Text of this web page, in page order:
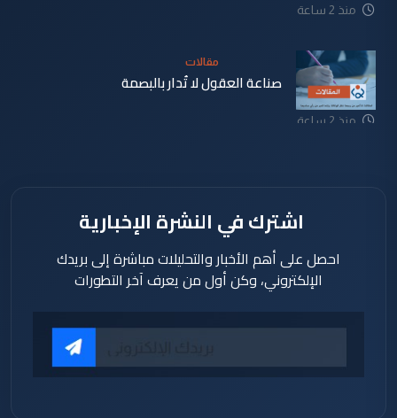
منذ 2 ساعة
منذ 2 ساعة
مقالات
صناعة العقول لا تُدار بالبصمة
اشترك في النشرة الإخبارية
احصل على أهم الأخبار والتحليلات مباشرة إلى بريدك
الإلكتروني، وكن أول من يعرف آخر التطورات